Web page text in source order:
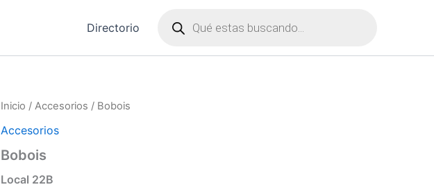
Directorio
search
Inicio / Accesorios / Bobois
Accesorios
Bobois
Local 22B